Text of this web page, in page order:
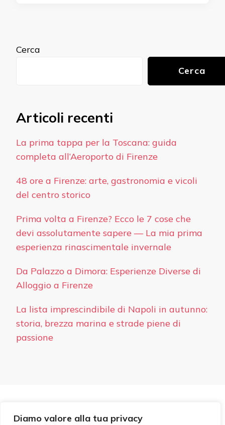
Diamo valore alla tua privacy
Cerca
Cerca
Articoli recenti
La prima tappa per la Toscana: guida
completa all’Aeroporto di Firenze
48 ore a Firenze: arte, gastronomia e vicoli
del centro storico
Prima volta a Firenze? Ecco le 7 cose che
devi assolutamente sapere — La mia prima
esperienza rinascimentale invernale
Da Palazzo a Dimora: Esperienze Diverse di
Alloggio a Firenze
La lista imprescindibile di Napoli in autunno:
storia, brezza marina e strade piene di
passione